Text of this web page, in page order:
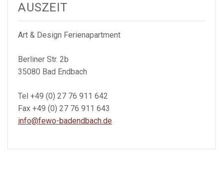
AUSZEIT
Art & Design Ferienapartment
Berliner Str. 2b
35080 Bad Endbach
Tel +49 (0) 27 76 911 642
Fax +49 (0) 27 76 911 643
info@fewo-badendbach.de